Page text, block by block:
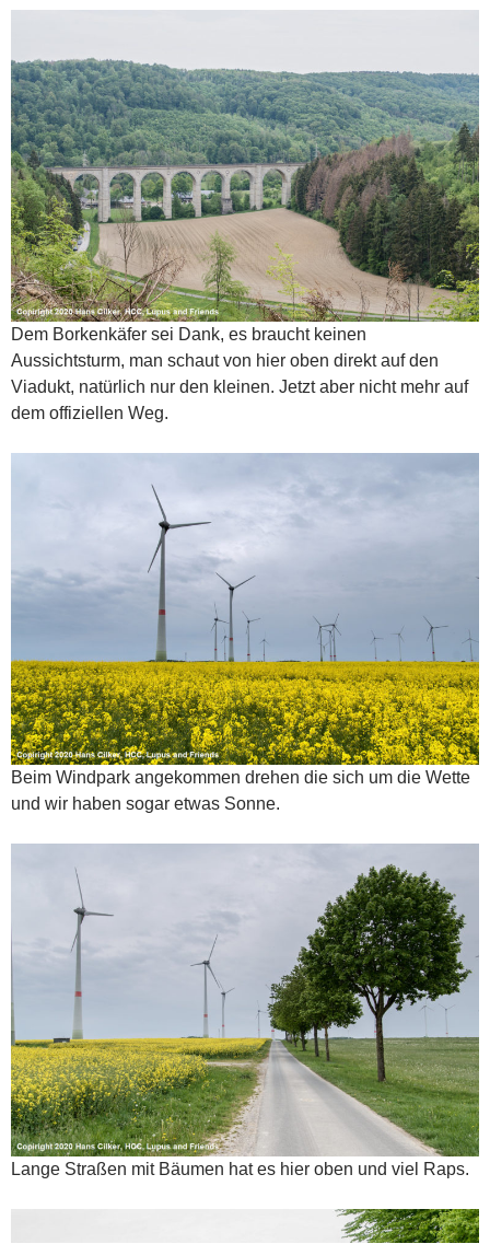
Dem Borkenkäfer sei Dank, es braucht keinen
Aussichtsturm, man schaut von hier oben direkt auf den
Viadukt, natürlich nur den kleinen. Jetzt aber nicht mehr auf
dem offiziellen Weg.
Beim Windpark angekommen drehen die sich um die Wette
und wir haben sogar etwas Sonne.
Lange Straßen mit Bäumen hat es hier oben und viel Raps.